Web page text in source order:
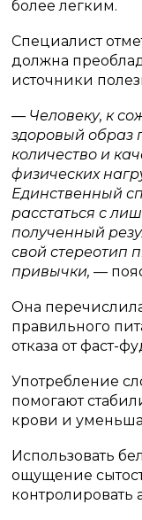
более легким.
Специалист
должна
источники
— Человеку, к
здоровый образ
количество и
физических
Единственный
расстаться с
полученный
свой стереотип
привычки,—
Она
правильного
отказа от фаст-
Употребление
помогают
крови и
Использовать
ощущение
контролировать